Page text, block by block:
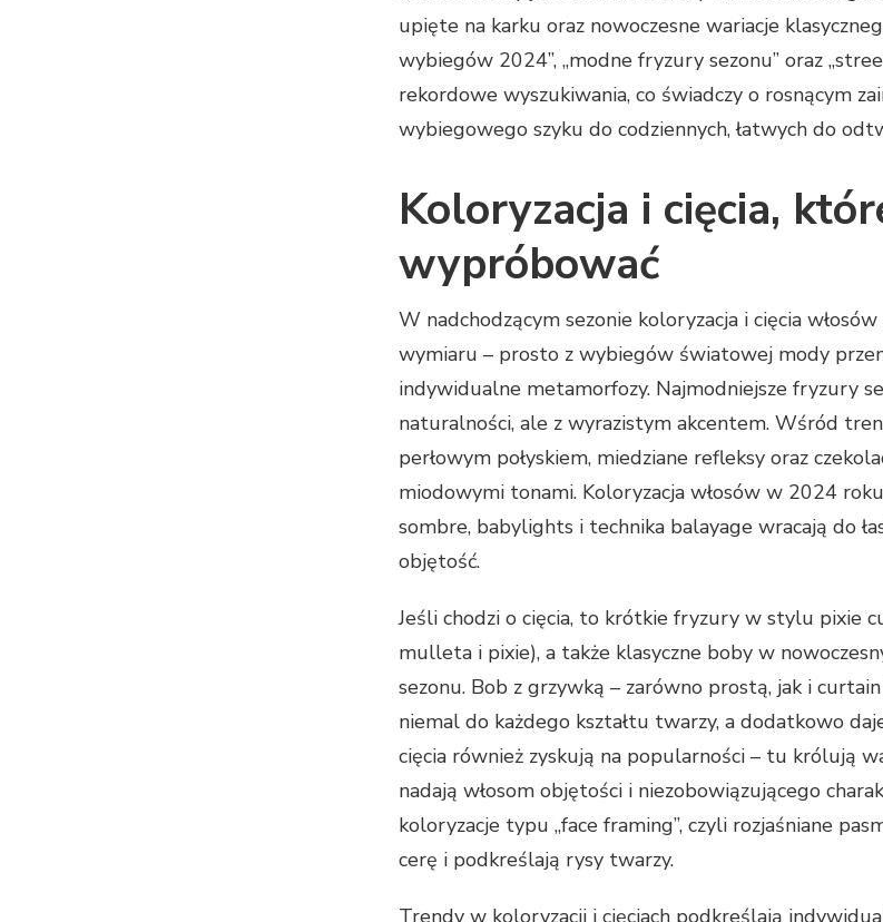
upięte na karku oraz nowoczesne wariacje
wybiegów 2024”, „modne fryzury sezonu” oraz
rekordowe wyszukiwania, co świadczy o rosnącym
wybiegowego szyku do codziennych, łatwych do
Koloryzacja i cięcia,
wypróbować
W nadchodzącym sezonie koloryzacja i cięcia
wymiaru – prosto z wybiegów światowej mody
indywidualne metamorfozy. Najmodniejsze fryzury
naturalności, ale z wyrazistym akcentem. Wśród
perłowym połyskiem, miedziane refleksy oraz
miodowymi tonami. Koloryzacja włosów w 2024
sombre, babylights i technika balayage wracają do
objętość.
Jeśli chodzi o cięcia, to krótkie fryzury w stylu pixie
mulleta i pixie), a także klasyczne boby w
sezonu. Bob z grzywką – zarówno prostą, jak i
niemal do każdego kształtu twarzy, a dodatkowo
cięcia również zyskują na popularności – tu królują
nadają włosom objętości i niezobowiązującego
koloryzacje typu „face framing”, czyli rozjaśniane
cerę i podkreślają rysy twarzy.
Trendy w koloryzacji i cięciach podkreślają